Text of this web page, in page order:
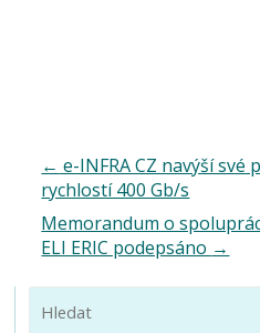
← e-INFRA CZ navýší své
rychlostí 400 Gb/s
Memorandum o
ELI ERIC podepsáno →